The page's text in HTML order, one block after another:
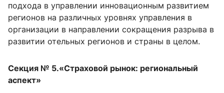
подхода в управлении инновационным развитием
регионов на различных уровнях управления в
организации в направлении сокращения разрыва в
развитии отельных регионов и страны в целом.
Секция № 5.«Страховой рынок: региональный
аспект»